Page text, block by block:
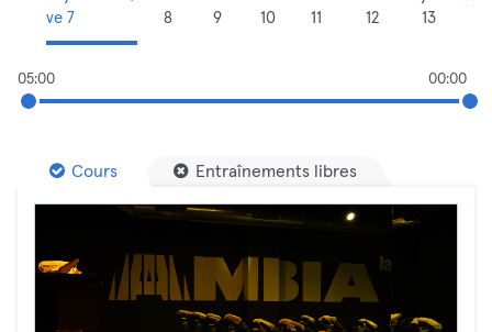
ve 7
8
9
10
11
12
13
05:00 00:00
Cours Entraînements libres